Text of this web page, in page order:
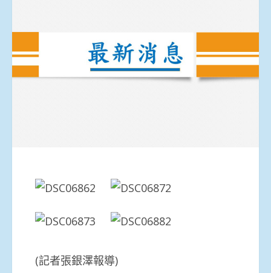
(記者張銀澤報導)